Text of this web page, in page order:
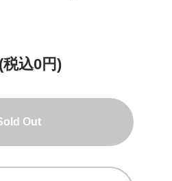
税込0円)
Out